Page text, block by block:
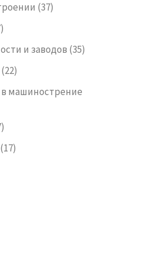
(37)
и заводов (35)
(22)
машинострение
(17)